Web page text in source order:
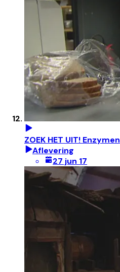
ZOEK HET UIT! Enzymen
Aflevering
27 jun 17